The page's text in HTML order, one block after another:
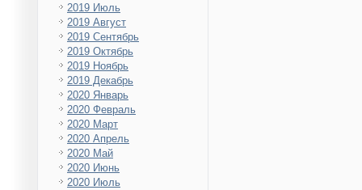
2019 Июль
2019 Август
2019 Сентябрь
2019 Октябрь
2019 Ноябрь
2019 Декабрь
2020 Январь
2020 Февраль
2020 Март
2020 Апрель
2020 Май
2020 Июнь
2020 Июль